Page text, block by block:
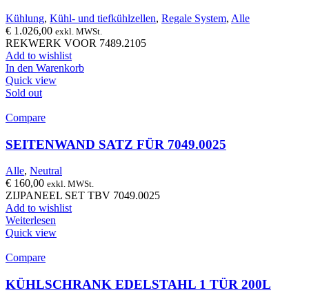
Kühlung, Kühl- und tiefkühlzellen, Regale System, Alle
€ 1.026,00 exkl. MWSt.
REKWERK VOOR 7489.2105
Add to wishlist
In den Warenkorb
Quick view
Sold out
Compare
SEITENWAND SATZ FÜR 7049.0025
Alle, Neutral
€ 160,00 exkl. MWSt.
ZIJPANEEL SET TBV 7049.0025
Add to wishlist
Weiterlesen
Quick view
Compare
KÜHLSCHRANK EDELSTAHL 1 TÜR 200L